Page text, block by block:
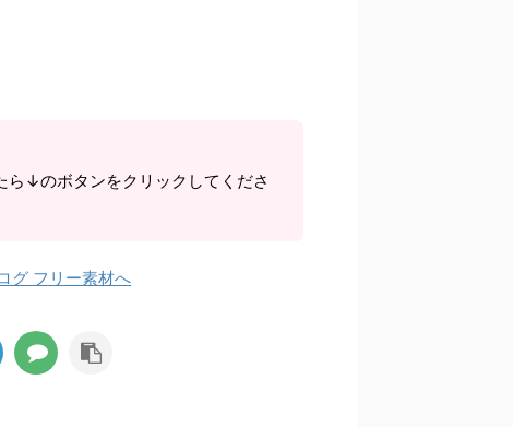
ら↓のボタンをクリックしてくださ